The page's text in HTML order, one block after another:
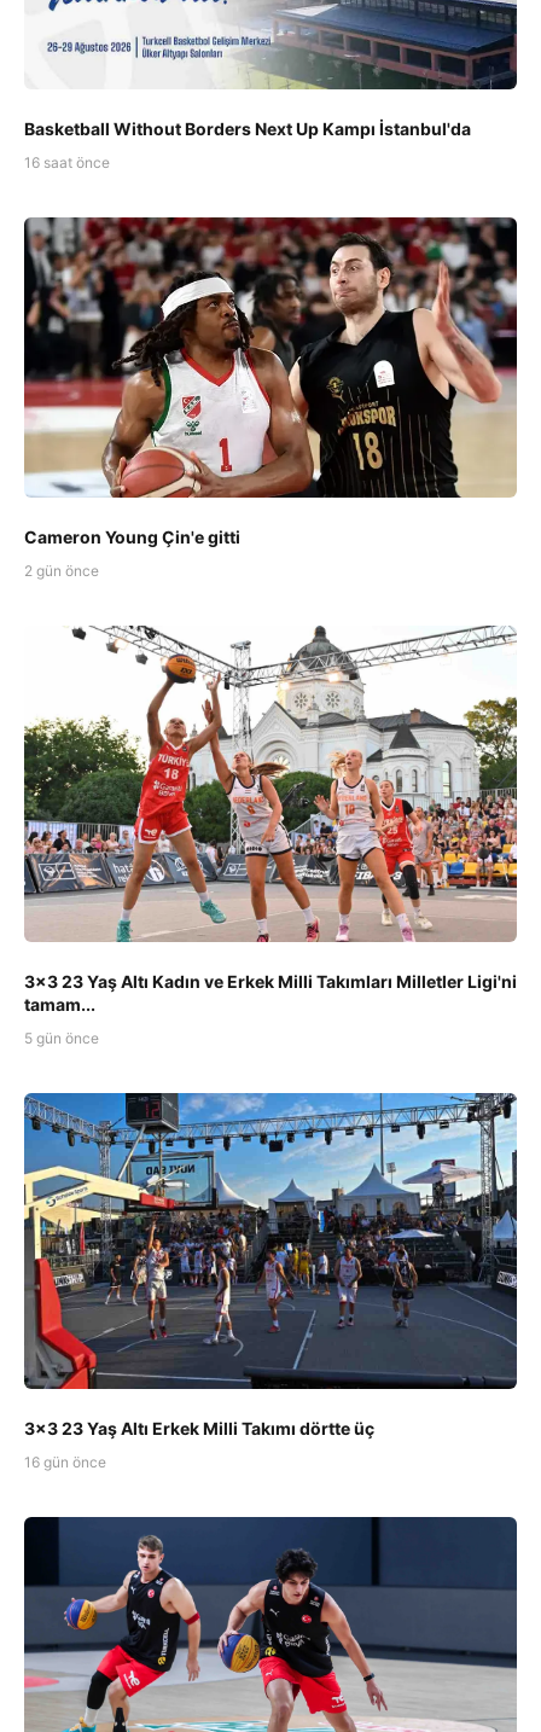
Basketball Without Borders Next Up Kampı İstanbul'da
16 saat önce
Cameron Young Çin'e gitti
2 gün önce
3x3 23 Yaş Altı Kadın ve Erkek Milli Takımları Milletler Ligi'ni
tamam...
5 gün önce
3x3 23 Yaş Altı Erkek Milli Takımı dörtte üç
16 gün önce